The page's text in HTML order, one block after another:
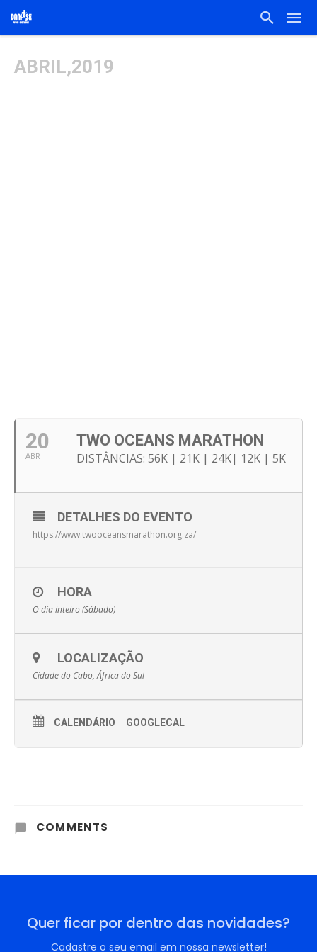
ABRIL,2019
20
ABR
TWO OCEANS MARATHON
DISTÂNCIAS: 56K | 21K | 24K| 12K | 5K
DETALHES DO EVENTO
https://www.twooceansmarathon.org.za/
HORA
O dia inteiro (Sábado)
LOCALIZAÇÃO
Cidade do Cabo, África do Sul
CALENDÁRIO GOOGLECAL
COMMENTS
Quer ficar por dentro das novidades?
Cadastre o seu email em nossa newsletter!